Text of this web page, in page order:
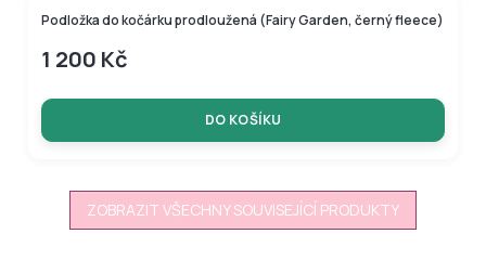
Podložka do kočárku prodloužená (Fairy Garden, černý fleece)
1 200 Kč
DO KOŠÍKU
ZOBRAZIT VŠECHNY SOUVISEJÍCÍ PRODUKTY